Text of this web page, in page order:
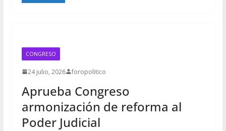
CONGRESO
24 julio, 2026 foropolitico
Aprueba Congreso
armonización de reforma al
Poder Judicial